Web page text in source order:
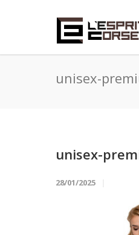
unisex-
unisex-
28/01/2025